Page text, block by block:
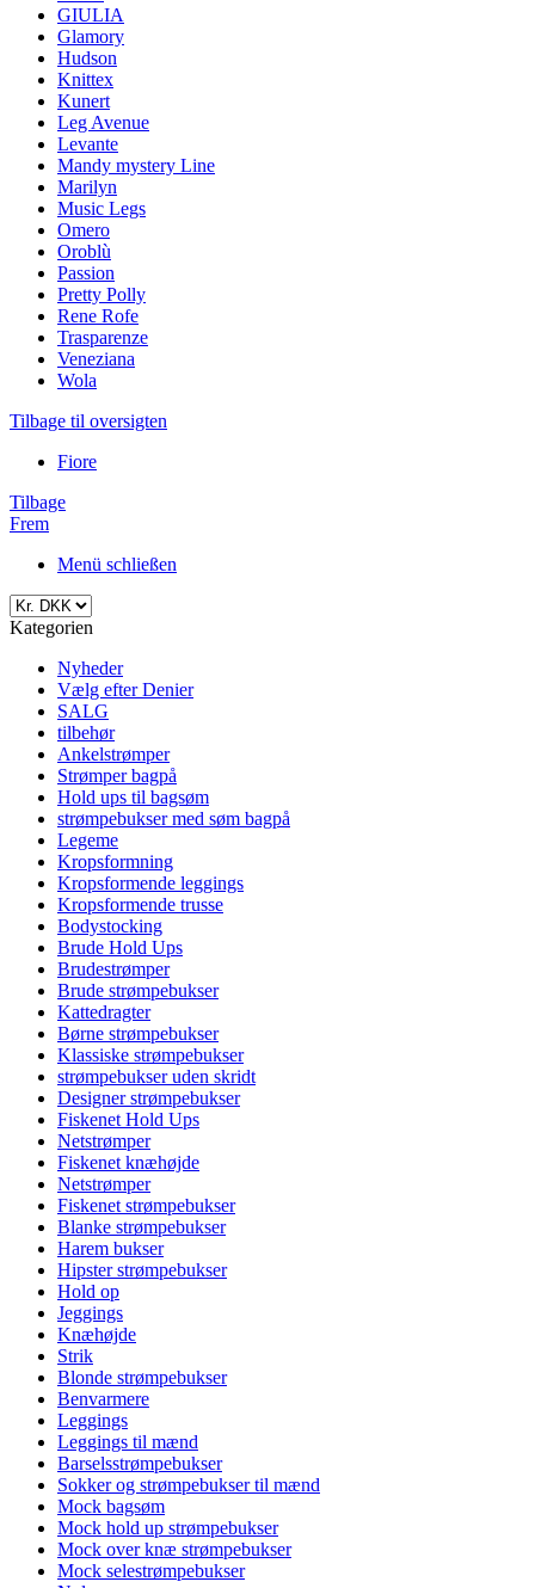
GIULIA
Glamory
Hudson
Knittex
Kunert
Leg Avenue
Levante
Mandy mystery Line
Marilyn
Music Legs
Omero
Oroblù
Passion
Pretty Polly
Rene Rofe
Trasparenze
Veneziana
Wola
Tilbage til oversigten
Fiore
Tilbage
Frem
Menü schließen
Kategorien
Nyheder
Vælg efter Denier
SALG
tilbehør
Ankelstrømper
Strømper bagpå
Hold ups til bagsøm
strømpebukser med søm bagpå
Legeme
Kropsformning
Kropsformende leggings
Kropsformende trusse
Bodystocking
Brude Hold Ups
Brudestrømper
Brude strømpebukser
Kattedragter
Børne strømpebukser
Klassiske strømpebukser
strømpebukser uden skridt
Designer strømpebukser
Fiskenet Hold Ups
Netstrømper
Fiskenet knæhøjde
Netstrømper
Fiskenet strømpebukser
Blanke strømpebukser
Harem bukser
Hipster strømpebukser
Hold op
Jeggings
Knæhøjde
Strik
Blonde strømpebukser
Benvarmere
Leggings
Leggings til mænd
Barselsstrømpebukser
Sokker og strømpebukser til mænd
Mock bagsøm
Mock hold up strømpebukser
Mock over knæ strømpebukser
Mock selestrømpebukser